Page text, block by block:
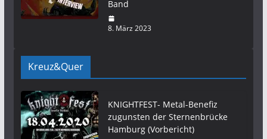
Band
8. März 2023
Kreuz&Quer
KNIGHTFEST- Metal-Benefiz
zugunsten der Sternenbrücke
Hamburg (Vorbericht)